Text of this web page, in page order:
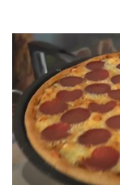
Пицца